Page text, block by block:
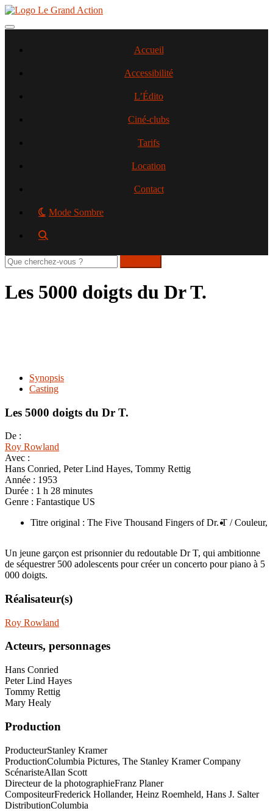
Aller
contenu
Toggle navigation
Accueil
Accessibilité
L’Édito
Ciné-clubs
Tarifs
Location
Contact
Mode Sombre
Rechercher
sur
site
Les 5000 doigts du Dr T.
Synopsis
Casting
Les 5000 doigts du Dr T.
De :
Roy Rowland
Avec :
Hans Conried, Peter Lind Hayes, Tommy Rettig
Année : 1953
Durée : 1 h 28 minutes
Genre : Fantastique US
Titre original : The Five Thousand Fingers of Dr. T / Couleur,
Un jeune garçon est prisonnier du redoutable Dr T, qui ambitionne
de séquestrer 500 adolescents pour créer un concerto pour piano à 5
000 doigts.
Réalisateur(s)
Roy Rowland
Acteurs, personnages
Hans Conried
Peter Lind Hayes
Tommy Rettig
Mary Healy
Production
ProducteurStanley Kramer
ProductionColumbia Pictures, The Stanley Kramer Company
ScénaristeAllan Scott
Directeur de la photographieFranz Planer
CompositeurFrederick Hollander, Heinz Roemheld, Hans J. Salter
DistributionColumbia